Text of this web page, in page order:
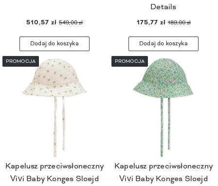
510,57 zł 549,00 zł
Dodaj do koszyka
Details
175,77 zł 189,00 zł
Dodaj do koszyka
Kapelusz przeciwsłoneczny
Vivi Baby Konges Sloejd
PROMOCJA
Kapelusz przeciwsłoneczny
Vivi Baby Konges Sloejd
PROMOCJA